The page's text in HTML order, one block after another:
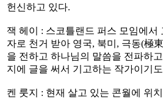
헌신하고 있다.
잭 헤이 : 스코틀랜드 퍼스 모임에서
자로 천거 받아 영국, 북미, 극동(極
을 전하고 하나님의 말씀을 전파하
지에 글을 써서 기고하는 작가이기
켄 룻지 : 현재 살고 있는 콘월에 위